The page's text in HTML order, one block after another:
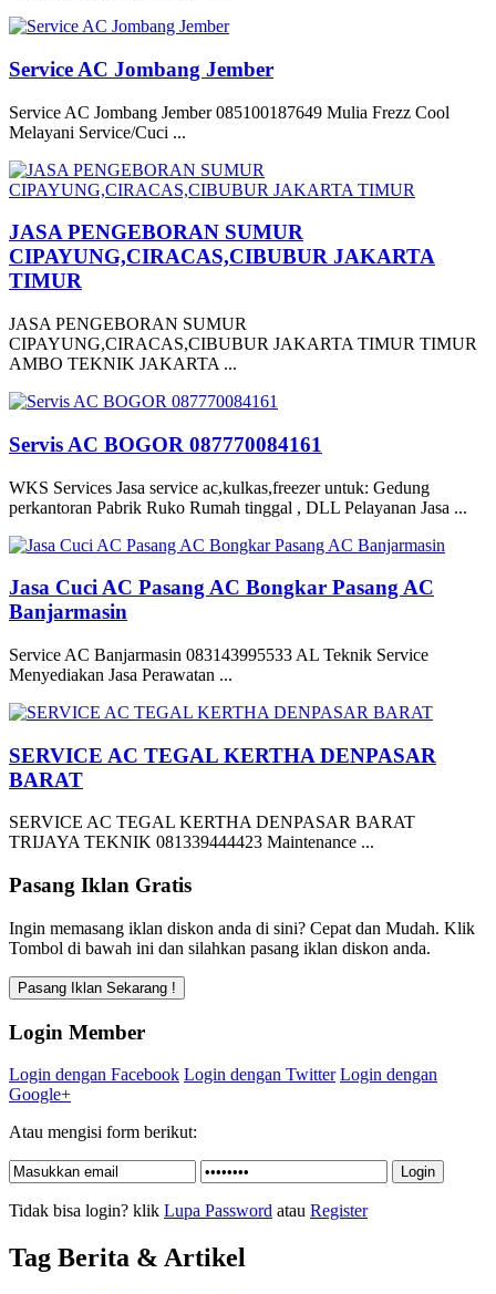
Service AC Jombang Jember
Service AC Jombang Jember 085100187649 Mulia Frezz Cool
Melayani Service/Cuci ...
JASA PENGEBORAN SUMUR
CIPAYUNG,CIRACAS,CIBUBUR JAKARTA
TIMUR
JASA PENGEBORAN SUMUR
CIPAYUNG,CIRACAS,CIBUBUR JAKARTA TIMUR TIMUR
AMBO TEKNIK JAKARTA ...
Servis AC BOGOR 087770084161
WKS Services Jasa service ac,kulkas,freezer untuk: Gedung
perkantoran Pabrik Ruko Rumah tinggal , DLL Pelayanan Jasa ...
Jasa Cuci AC Pasang AC Bongkar Pasang AC
Banjarmasin
Service AC Banjarmasin 083143995533 AL Teknik Service
Menyediakan Jasa Perawatan ...
SERVICE AC TEGAL KERTHA DENPASAR
BARAT
SERVICE AC TEGAL KERTHA DENPASAR BARAT
TRIJAYA TEKNIK 081339444423 Maintenance ...
Pasang Iklan Gratis
Ingin memasang iklan diskon anda di sini? Cepat dan Mudah. Klik
Tombol di bawah ini dan silahkan pasang iklan diskon anda.
Login Member
Login dengan Facebook Login dengan Twitter Login dengan
Google+
Atau mengisi form berikut:
Tidak bisa login? klik Lupa Password atau Register
Tag Berita & Artikel